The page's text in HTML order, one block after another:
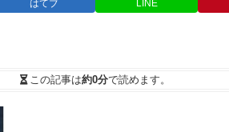
はてブ LINE
この記事は約0分で読めます。